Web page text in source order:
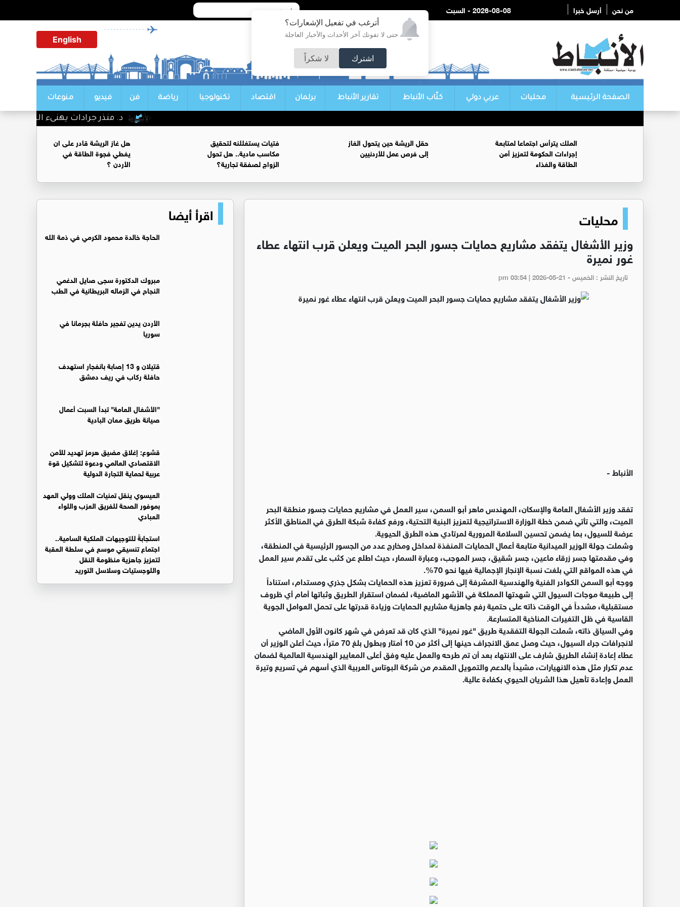
أترغب في تفعيل الإشعارات؟
حتى لا تفوتك آخر الأحداث والأخبار العاجلة
اشترك لا شكراً
من نحن أرسل خبرا 2026-08-08 - السبت
English
الصفحة الرئيسية محليات عربي دولي كتّاب الأنباط تقارير الأنباط برلمان اقتصاد تكنولوجيا رياضة فن فيديو منوعات
د. منذر جرادات يهنىء الشيخ
الملك يترأس اجتماعا لمتابعة
إجراءات الحكومة لتعزيز أمن
الطاقة والغذاء
حقل الريشة حين يتحول الغاز
إلى فرص عمل للأردنيين
فتيات يستغللنه لتحقيق
مكاسب مادية.. هل تحول
الزواج لصفقة تجارية؟
هل غاز الريشة قادر على ان
يغطي فجوة الطاقة في
الأردن ؟
محليات
وزير الأشغال يتفقد مشاريع حمايات جسور البحر الميت ويعلن قرب انتهاء عطاء
غور نميرة
تاريخ النشر : الخميس - pm 03:54 | 2026-05-21
الأنباط -
تفقد وزير الأشغال العامة والإسكان، المهندس ماهر أبو السمن، سير العمل في مشاريع حمايات جسور منطقة البحر
الميت، والتي تأتي ضمن خطة الوزارة الاستراتيجية لتعزيز البنية التحتية، ورفع كفاءة شبكة الطرق في المناطق الأكثر
عرضة للسيول، بما يضمن تحسين السلامة المرورية لمرتادي هذه الطرق الحيوية.
وشملت جولة الوزير الميدانية متابعة أعمال الحمايات المنفذة لمداخل ومخارج عدد من الجسور الرئيسية في المنطقة،
وفي مقدمتها جسر زرقاء ماعين، جسر شقيق، جسر الموجب، وعبارة السمار، حيث اطلع عن كثب على تقدم سير العمل
في هذه المواقع التي بلغت نسبة الإنجاز الإجمالية فيها نحو 70%.
ووجه أبو السمن الكوادر الفنية والهندسية المشرفة إلى ضرورة تعزيز هذه الحمايات بشكل جذري ومستدام، استناداً
إلى طبيعة موجات السيول التي شهدتها المملكة في الأشهر الماضية، لضمان استقرار الطريق وثباتها أمام أي ظروف
مستقبلية، مشدداً في الوقت ذاته على حتمية رفع جاهزية مشاريع الحمايات وزيادة قدرتها على تحمل العوامل الجوية
القاسية في ظل التغيرات المناخية المتسارعة.
وفي السياق ذاته، شملت الجولة التفقدية طريق "غور نميرة" الذي كان قد تعرض في شهر كانون الأول الماضي
لانجرافات جراء السيول، حيث وصل عمق الانجراف حينها إلى أكثر من 10 أمتار وبطول بلغ 70 متراً، حيث أعلن الوزير أن
عطاء إعادة إنشاء الطريق شارف على الانتهاء بعد أن تم طرحه والعمل عليه وفق أعلى المعايير الهندسية العالمية لضمان
عدم تكرار مثل هذه الانهيارات، مشيداً بالدعم والتمويل المقدم من شركة البوتاس العربية الذي أسهم في تسريع وتيرة
العمل وإعادة تأهيل هذا الشريان الحيوي بكفاءة عالية.
اقرأ أيضا
الحاجة خالدة محمود الكرمي في ذمة الله
مبروك الدكتورة سجى صايل الدغمي
النجاح في الزماله البريطانية في الطب
الأردن يدين تفجير حافلة بجرمانا في
سوريا
قتيلان و 13 إصابة بانفجار استهدف
حافلة ركاب في ريف دمشق
"الأشغال العامة" تبدأ السبت أعمال
صيانة طريق معان البادية
قشوع: إغلاق مضيق هرمز تهديد للأمن
الاقتصادي العالمي ودعوة لتشكيل قوة
عربية لحماية التجارة الدولية
العيسوي ينقل تمنيات الملك وولي العهد
بموفور الصحة للفريق العزب واللواء
العبادي
استجابةً للتوجيهات الملكية السامية..
اجتماع تنسيقي موسع في سلطة العقبة
لتعزيز جاهزية منظومة النقل
واللوجستيات وسلاسل التوريد